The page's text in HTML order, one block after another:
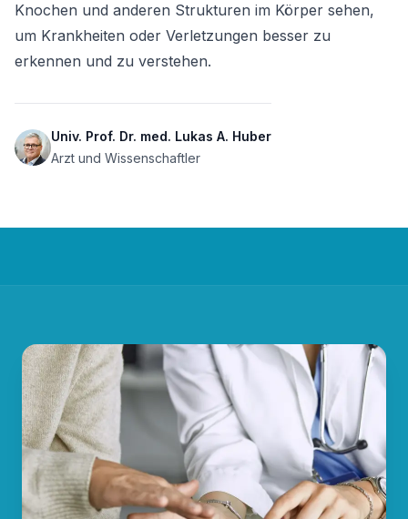
Knochen und anderen Strukturen im Körper sehen,
um Krankheiten oder Verletzungen besser zu
erkennen und zu verstehen.
Univ. Prof. Dr. med. Lukas A. Huber
Arzt und Wissenschaftler